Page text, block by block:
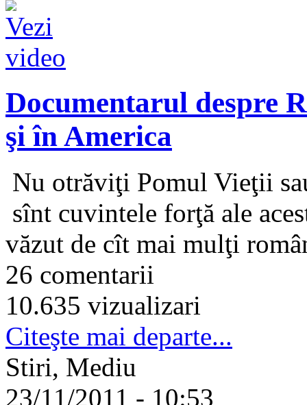
Documentarul despre
şi în America
Nu otrăviţi Pomul Vieţii
sînt cuvintele forţă ale
văzut de cît mai mulţi
26 comentarii
10.635 vizualizari
Citeşte mai departe...
Stiri, Mediu
23/11/2011 - 10:53